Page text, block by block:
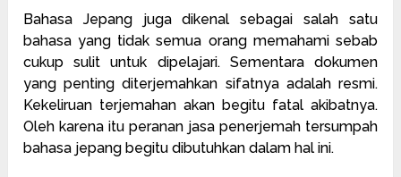
Bahasa Jepang juga dikenal sebagai salah satu
bahasa yang tidak semua orang memahami sebab
cukup sulit untuk dipelajari. Sementara dokumen
yang penting diterjemahkan sifatnya adalah resmi.
Kekeliruan terjemahan akan begitu fatal akibatnya.
Oleh karena itu peranan jasa penerjemah tersumpah
bahasa jepang begitu dibutuhkan dalam hal ini.